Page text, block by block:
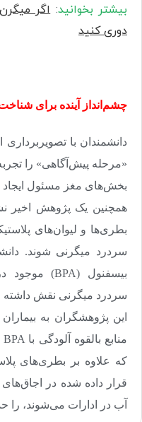
بیشتر بخوانید:اگر
دوری کنید
چشم‌انداز آینده برای
دانشمندان با
«مرحله پیش‌آگاهی» را
بخش‌های مغز مسئول
همچنین یک پژوهش اخیر
بطری‌ها و لیوان‌های
سردرد میگرنی شوند.
بیسفنول (BPA) موجود
سردرد میگرنی نقش داشته
این پژوهشگران به
منابع بالقوه آلودگی با BPA
که علاوه بر بطری‌های
قرار داده شده در
آب در ادارات می‌شوند، را